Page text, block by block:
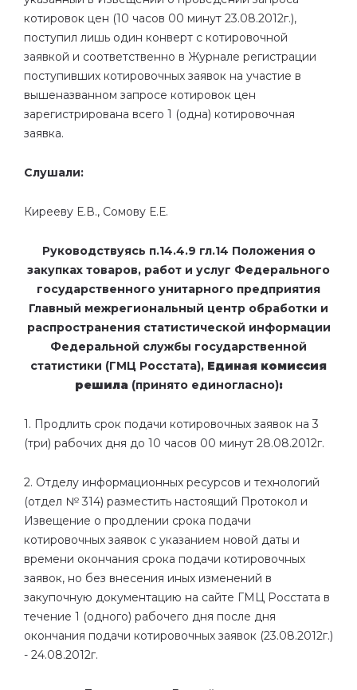
котировок цен (10 часов 00 минут 23.08.2012г.),
поступил лишь один конверт с котировочной
заявкой и соответственно в Журнале регистрации
поступивших котировочных заявок на участие в
вышеназванном запросе котировок цен
зарегистрирована всего 1 (одна) котировочная
заявка.
Слушали:
Кирееву Е.В., Сомову Е.Е.
Руководствуясь п.14.4.9 гл.14 Положения о
закупках товаров, работ и услуг Федерального
государственного унитарного предприятия
Главный межрегиональный центр обработки и
распространения статистической информации
Федеральной службы государственной
статистики (ГМЦ Росстата), Единая комиссия
решила (принято единогласно):
1. Продлить срок подачи котировочных заявок на 3
(три) рабочих дня до 10 часов 00 минут 28.08.2012г.
2. Отделу информационных ресурсов и технологий
(отдел № 314) разместить настоящий Протокол и
Извещение о продлении срока подачи
котировочных заявок с указанием новой даты и
времени окончания срока подачи котировочных
заявок, но без внесения иных изменений в
закупочную документацию на сайте ГМЦ Росстата в
течение 1 (одного) рабочего дня после дня
окончания подачи котировочных заявок (23.08.2012г.)
- 24.08.2012г.